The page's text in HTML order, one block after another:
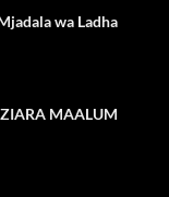
wa Ladha
MAALUM